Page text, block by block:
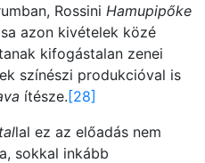
Rossini Hamupipőke
azon kivételek közé
kifogástalan zenei
színészi produkcióval is
ítésze.[28]
lal ez az előadás nem
sokkal inkább